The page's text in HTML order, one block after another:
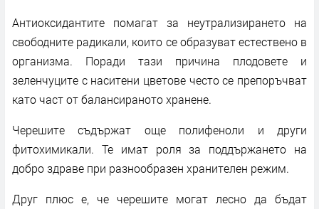
Антиоксидантите помагат за неутрализирането на
свободните радикали, които се образуват естествено в
организма. Поради тази причина плодовете и
зеленчуците с наситени цветове често се препоръчват
като част от балансираното хранене.
Черешите съдържат още полифеноли и други
фитохимикали. Те имат роля за поддържането на
добро здраве при разнообразен хранителен режим.
Друг плюс е, че черешите могат лесно да бъдат